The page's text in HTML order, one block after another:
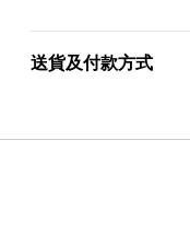
送貨及付款方式